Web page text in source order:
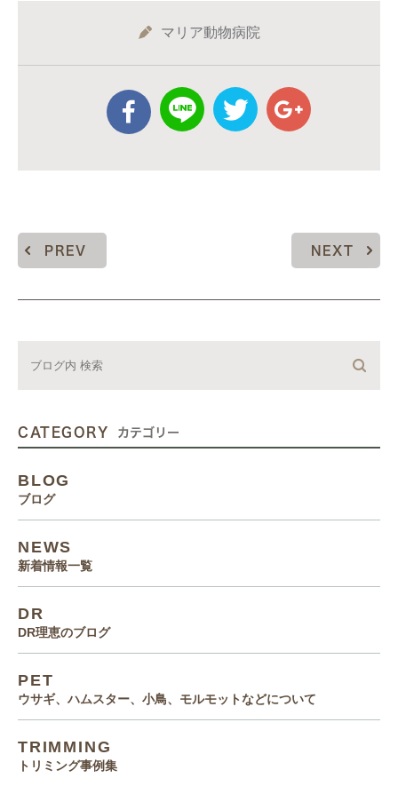
マリア動物病院
PREV NEXT
CATEGORY カテゴリー
BLOG
ブログ
NEWS
新着情報一覧
DR
DR理恵のブログ
PET
ウサギ、ハムスター、小鳥、モルモットなどについて
TRIMMING
トリミング事例集